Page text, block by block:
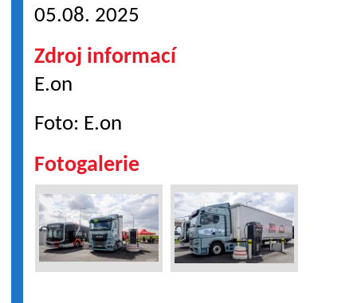
05.08. 2025
Zdroj informací
E.on
Foto: E.on
Fotogalerie